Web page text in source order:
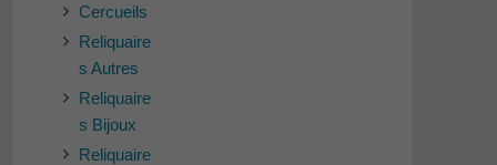
Cercueils
Reliquaire
s Autres
Reliquaire
s Bijoux
Reliquaire